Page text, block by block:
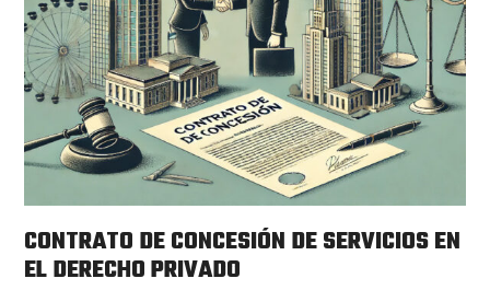
CONTRATO DE CONCESIÓN DE SERVICIOS EN
EL DERECHO PRIVADO